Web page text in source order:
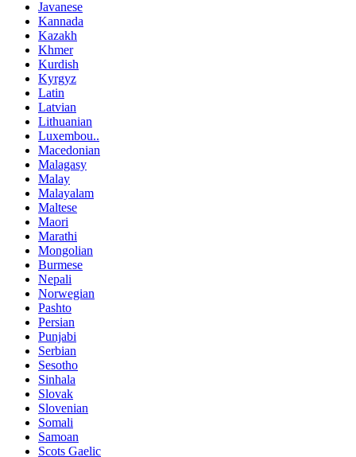
Javanese
Kannada
Kazakh
Khmer
Kurdish
Kyrgyz
Latin
Latvian
Lithuanian
Luxembou..
Macedonian
Malagasy
Malay
Malayalam
Maltese
Maori
Marathi
Mongolian
Burmese
Nepali
Norwegian
Pashto
Persian
Punjabi
Serbian
Sesotho
Sinhala
Slovak
Slovenian
Somali
Samoan
Scots Gaelic